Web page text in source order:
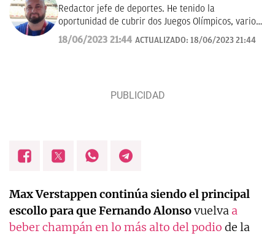
Redactor jefe de deportes. He tenido la
oportunidad de cubrir dos Juegos Olímpicos, varios
Mundiales de distintas disciplinas y algún que otro
All-Star de la NBA con los Gasol. De Córdoba y sin
18/06/2023 21:44 ACTUALIZADO: 18/06/2023 21:44
Max Verstappen continúa siendo el principal
escollo para que Fernando Alonsovuelva a
beber champán en lo más alto del podio de la